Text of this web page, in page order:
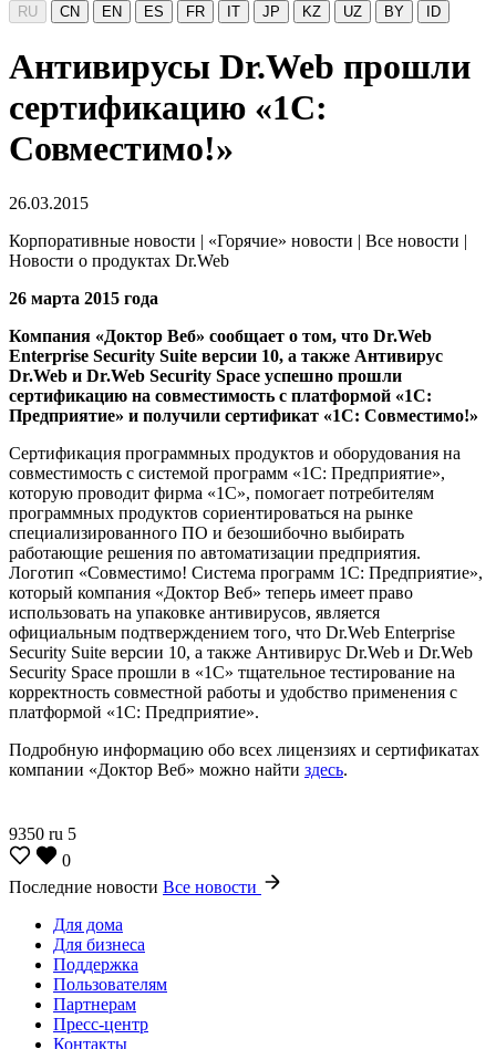
RU CN EN ES FR IT JP KZ UZ BY ID
Антивирусы Dr.Web прошли
сертификацию «1С:
Совместимо!»
26.03.2015
Корпоративные новости | «Горячие» новости | Все новости |
Новости о продуктах Dr.Web
26 марта 2015 года
Компания «Доктор Веб» сообщает о том, что Dr.Web
Enterprise Security Suite версии 10, а также Антивирус
Dr.Web и Dr.Web Security Space успешно прошли
сертификацию на совместимость с платформой «1С:
Предприятие» и получили сертификат «1С: Совместимо!»
Сертификация программных продуктов и оборудования на
совместимость с системой программ «1С: Предприятие»,
которую проводит фирма «1С», помогает потребителям
программных продуктов сориентироваться на рынке
специализированного ПО и безошибочно выбирать
работающие решения по автоматизации предприятия.
Логотип «Совместимо! Система программ 1С: Предприятие»,
который компания «Доктор Веб» теперь имеет право
использовать на упаковке антивирусов, является
официальным подтверждением того, что Dr.Web Enterprise
Security Suite версии 10, а также Антивирус Dr.Web и Dr.Web
Security Space прошли в «1С» тщательное тестирование на
корректность совместной работы и удобство применения с
платформой «1С: Предприятие».
Подробную информацию обо всех лицензиях и сертификатах
компании «Доктор Веб» можно найти здесь.
9350 ru 5
0
Последние новости Все новости
Для дома
Для бизнеса
Поддержка
Пользователям
Партнерам
Пресс-центр
Контакты